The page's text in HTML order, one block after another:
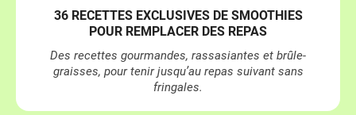
36 RECETTES EXCLUSIVES DE SMOOTHIES
POUR REMPLACER DES REPAS
Des recettes gourmandes, rassasiantes et brûle-
graisses, pour tenir jusqu’au repas suivant sans
fringales.